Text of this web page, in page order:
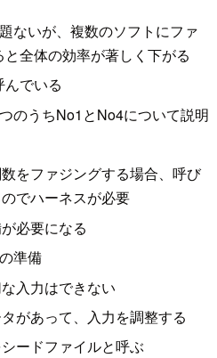
ないが、複数のソフトにファ
全体の効率が著しく下がる
んでいる
のうちNo1とNo4について説明
をファジングする場合、呼び
でハーネスが必要
必要になる
準備
入力はできない
があって、入力を調整する
ードファイルと呼ぶ